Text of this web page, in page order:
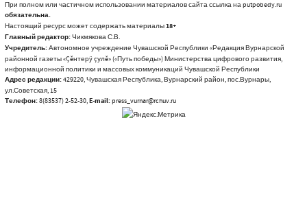
При полном или частичном использовании материалов сайта ссылка на putpobedy.ru
обязательна.
Настоящий ресурс может содержать материалы18+
Главный редактор:Чикмякова С.В.
Учредитель:Автономное учреждение Чувашской Республики «Редакция Вурнарской
районной газеты «Çĕнтерÿ çулĕ» («Путь победы») Министерства цифрового развития,
информационной политики и массовых коммуникаций Чувашской Республики
Адрес редакции:429220, Чувашская Республика, Вурнарский район, пос.Вурнары,
ул.Советская, 15
Телефон:8(83537) 2-52-30,E-mail:press_vurnar@rchuv.ru